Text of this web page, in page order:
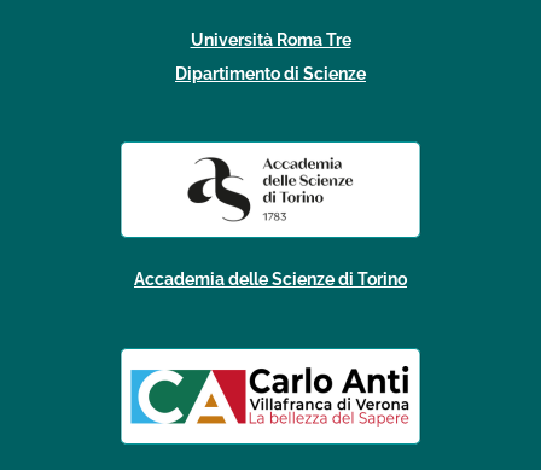
Università Roma Tre
Dipartimento di Scienze
Accademia delle Scienze di Torino